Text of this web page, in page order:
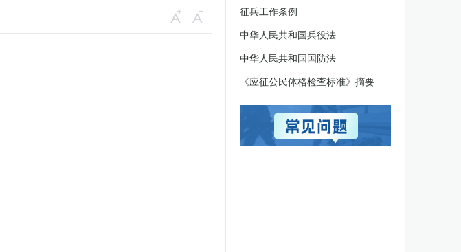
征兵工作条例
中华人民共和国兵役法
中华人民共和国国防法
《应征公民体格检查标准》摘要